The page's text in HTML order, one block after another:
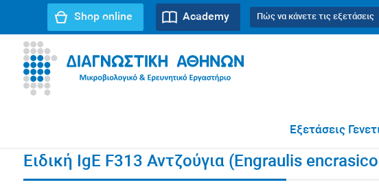
Πώς να κάνετε τις εξετάσεις
Academy
Shop online
Εξετάσεις
Ειδική IgE F313 Αντζούγια (Engraulis